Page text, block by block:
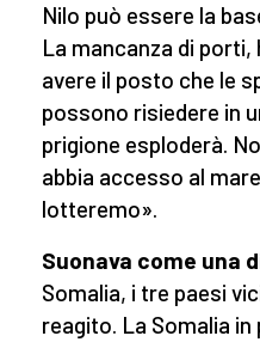
Nilo può essere la
La mancanza di porti,
avere il posto che le
possono risiedere in
prigione esploderà.
abbia accesso al
lotteremo».
Suonava come una
Somalia, i tre paesi
reagito. La Somalia